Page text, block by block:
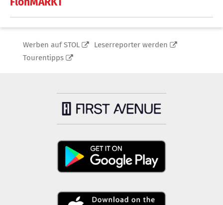
Werben auf STOL
Leserreporter werden
Tourentipps